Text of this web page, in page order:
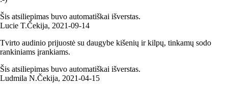
Šis atsiliepimas buvo automatiškai išverstas.
Lucie T.Čekija, 2021‑09‑14
Tvirto audinio prijuostė su daugybe kišenių ir kilpų, tinkamų sodo
rankiniams įrankiams.
Šis atsiliepimas buvo automatiškai išverstas.
Ludmila N.Čekija, 2021‑04‑15